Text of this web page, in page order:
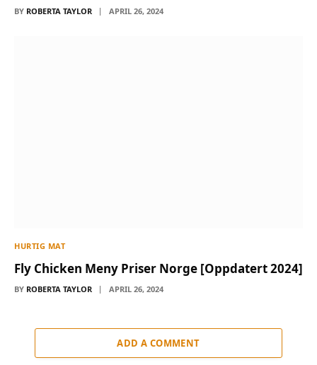
BY ROBERTA TAYLOR APRIL 26, 2024
HURTIG MAT
Fly Chicken Meny Priser Norge [Oppdatert 2024]
BY ROBERTA TAYLOR APRIL 26, 2024
ADD A COMMENT